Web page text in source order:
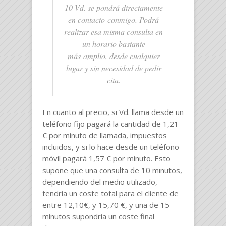
10 Vd. se pondrá directamente
en contacto conmigo. Podrá
realizar esa misma consulta en
un horario bastante
más amplio, desde cualquier
lugar y sin necesidad de pedir
cita.
En cuanto al precio, si Vd. llama desde un
teléfono fijo pagará la cantidad de 1,21
€ por minuto de llamada, impuestos
incluidos, y si lo hace desde un teléfono
móvil pagará 1,57 € por minuto. Esto
supone que una consulta de 10 minutos,
dependiendo del medio utilizado,
tendría un coste total para el cliente de
entre 12,10€, y 15,70 €, y una de 15
minutos supondría un coste final